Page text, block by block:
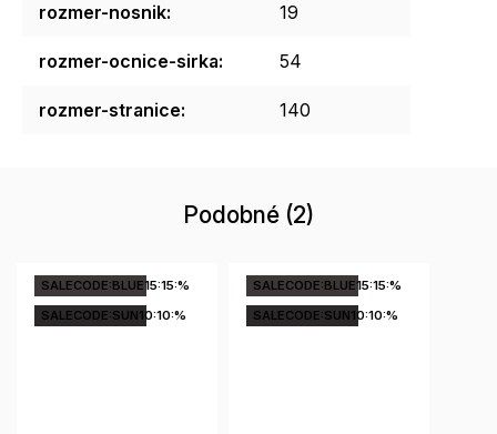
rozmer-nosnik: 19
rozmer-ocnice-sirka: 54
rozmer-stranice: 140
Podobné (2)
SALECODE:BLUE15:15:%
SALECODE:SUN10:10:%
SALECODE:BLUE15:15:%
SALECODE:SUN10:10:%